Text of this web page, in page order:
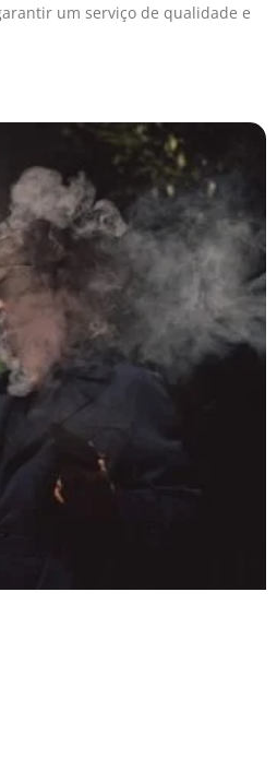
um serviço de qualidade e